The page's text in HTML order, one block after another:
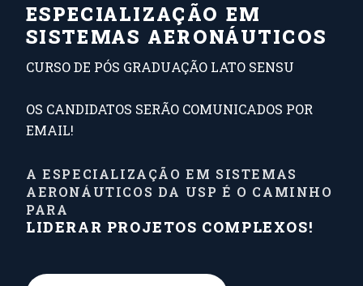
ESPECIALIZAÇÃO EM
SISTEMAS AERONÁUTICOS
CURSO DE PÓS GRADUAÇÃO LATO SENSU
OS CANDIDATOS SERÃO COMUNICADOS POR
EMAIL!
A ESPECIALIZAÇÃO EM SISTEMAS
AERONÁUTICOS DA USP É O CAMINHO
PARA
DÊ O PRÓXIMO PASSO NA SUA VIDA
PARA
AVANÇAR NA SUA